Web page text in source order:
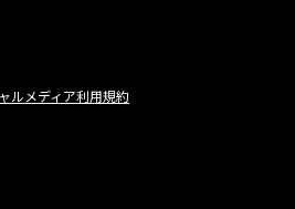
ルメディア利用規約